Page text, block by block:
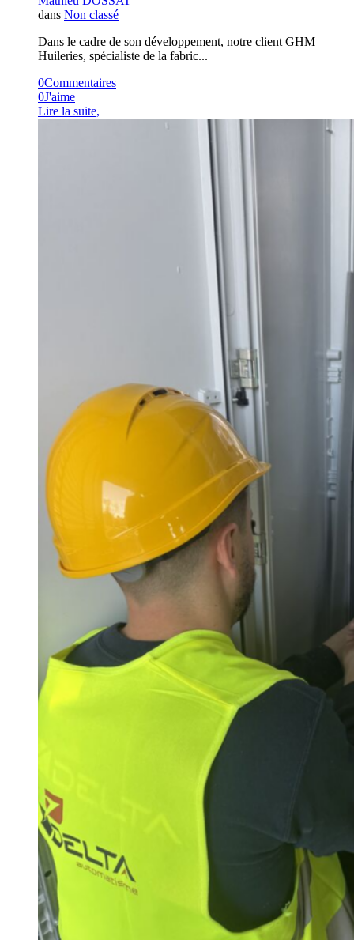
dans Non classé
Dans le cadre de son développement, notre client GHM
Huileries, spécialiste de la fabric...
0Commentaires
0J'aime
Lire la suite,